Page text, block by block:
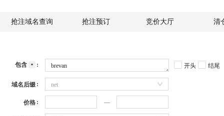
抢注域名查询 抢注预订 竞价大厅 清
包含 开头 结尾
域名后缀 net
价格